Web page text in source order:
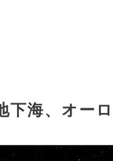
下海、オー